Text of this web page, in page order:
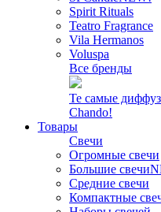
Spirit Rituals
Teatro Fragrance
Vila Hermanos
Voluspa
Все бренды
Те самые
Chando!
Товары
Свечи
Огромные свечи
Большие свечи
Средние свечи
Компактные